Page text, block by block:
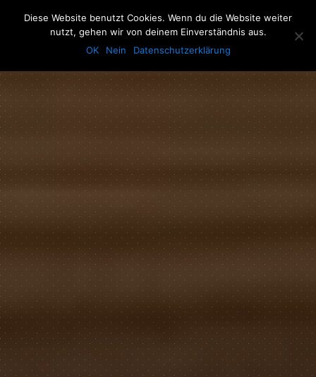
The Howling Men
Diese Website benutzt Cookies. Wenn du die Website weiter
nutzt, gehen wir von deinem Einverständnis aus.
OK
Nein Datenschutzerklärung